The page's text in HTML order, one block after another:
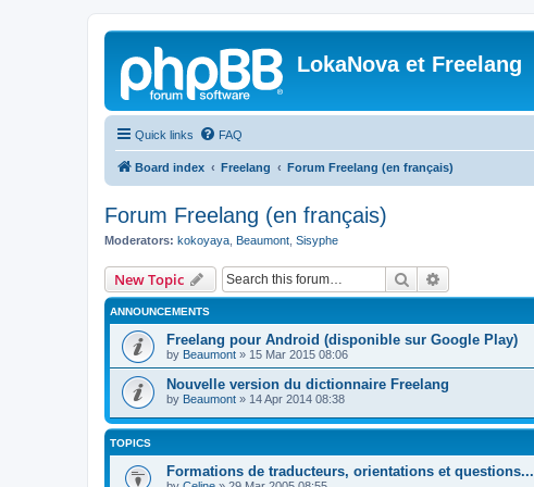
LokaNova et Freelang
Quick links FAQ
Board index Freelang Forum Freelang (en français)
Forum Freelang (en français)
Moderators: kokoyaya Beaumont Sisyphe
New Topic Search
ANNOUNCEMENTS
Freelang pour Android (disponible sur Google Play)
by Beaumont » 15 Mar 2015 08:06
Nouvelle version du dictionnaire Freelang
by Beaumont » 14 Apr 2014 08:38
TOPICS
Formations de traducteurs, orientations et questions...